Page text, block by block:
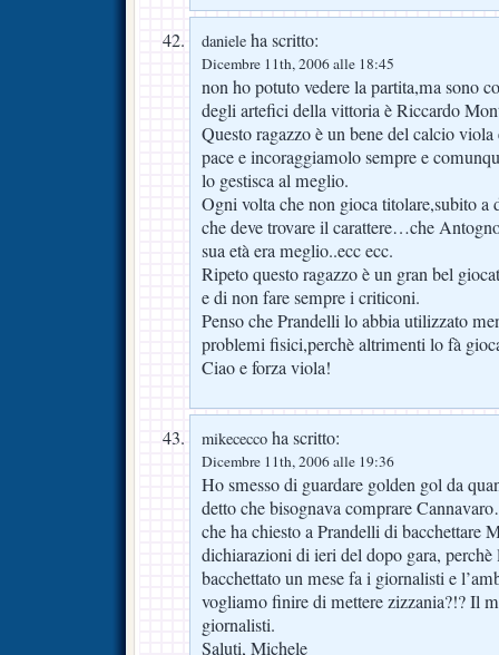
daniele ha scritto:
Dicembre 11th, 2006 alle 18:45
non ho potuto vedere la partita,ma sono
degli artefici della vittoria è Riccardo
Questo ragazzo è un bene del calcio
pace e incoraggiamolo sempre e
lo gestisca al meglio.
Ogni volta che non gioca titolare,subito
che deve trovare il carattere…che
sua età era meglio..ecc ecc.
Ripeto questo ragazzo è un gran bel
e di non fare sempre i criticoni.
Penso che Prandelli lo abbia utilizzato
problemi fisici,perchè altrimenti lo fà
Ciao e forza viola!
mikececco ha scritto:
Dicembre 11th, 2006 alle 19:36
Ho smesso di guardare golden gol da
detto che bisognava comprare
che ha chiesto a Prandelli di bacchettare
dichiarazioni di ieri del dopo gara, perchè
bacchettato un mese fa i giornalisti e
vogliamo finire di mettere zizzania?!? Il
giornalisti.
Saluti, Michele